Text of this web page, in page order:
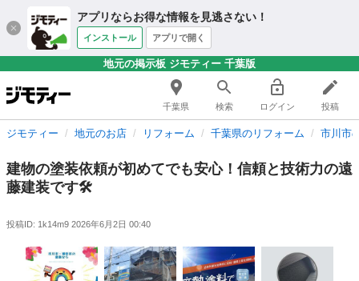
アプリならお得な情報を見逃さない！
インストール アプリで開く
地元の掲示板 ジモティー 千葉版
千葉県 検索 ログイン 投稿
ジモティー 地元のお店 リフォーム 千葉県のリフォーム 市川市
建物の塗装依頼が初めてでも安心！信頼と技術力の遠
藤建装です🛠️
投稿ID: 1k14m9 2026年6月2日 00:40